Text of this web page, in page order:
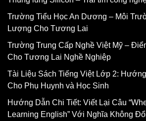
Trường Tiểu Học An Dương – Môi
Lượng Cho Tương Lai
Trường Trung Cấp Nghề Việt Mỹ –
Cho Tương Lai Nghề Nghiệp
Tài Liệu Sách Tiếng Việt Lớp 2:
Cho Phụ Huynh và Học Sinh
Hướng Dẫn Chi Tiết: Viết Lại Câu
Learning English” Với Nghĩa Không